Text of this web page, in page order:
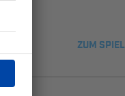
ZUM SPIEL